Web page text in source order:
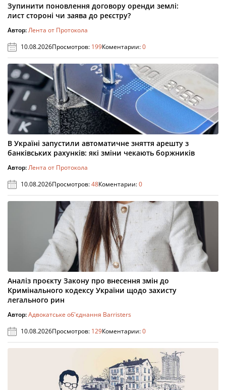
Зупинити поновлення договору оренди землі:
лист стороні чи заява до реєстру?
Автор:Лента от Протокола
10.08.2026Просмотров: 199Коментарии:0
В Україні запустили автоматичне зняття арешту з
банківських рахунків: які зміни чекають боржників
Автор:Лента от Протокола
10.08.2026Просмотров:48Коментарии:0
Аналіз проєкту Закону про внесення змін до
Кримінального кодексу України щодо захисту
легального рин
Автор:Адвокатське об'єднання Barristers
10.08.2026Просмотров: 129Коментарии:0